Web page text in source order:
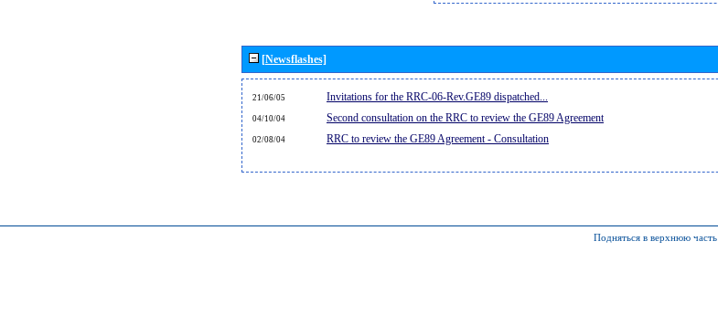
[Newsflashes]
21/06/05 Invitations for the RRC-06-Rev.GE89 dispatched...
04/10/04 Second consultation on the RRC to review the GE89 Agreement
02/08/04 RRC to review the GE89 Agreement - Consultation
Подняться в верхнюю часть